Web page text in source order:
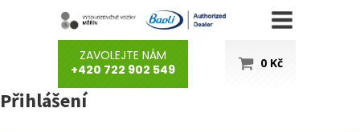
ZAVOLEJTE NÁM
+420 722 902 549
0 Kč
Přihlášení